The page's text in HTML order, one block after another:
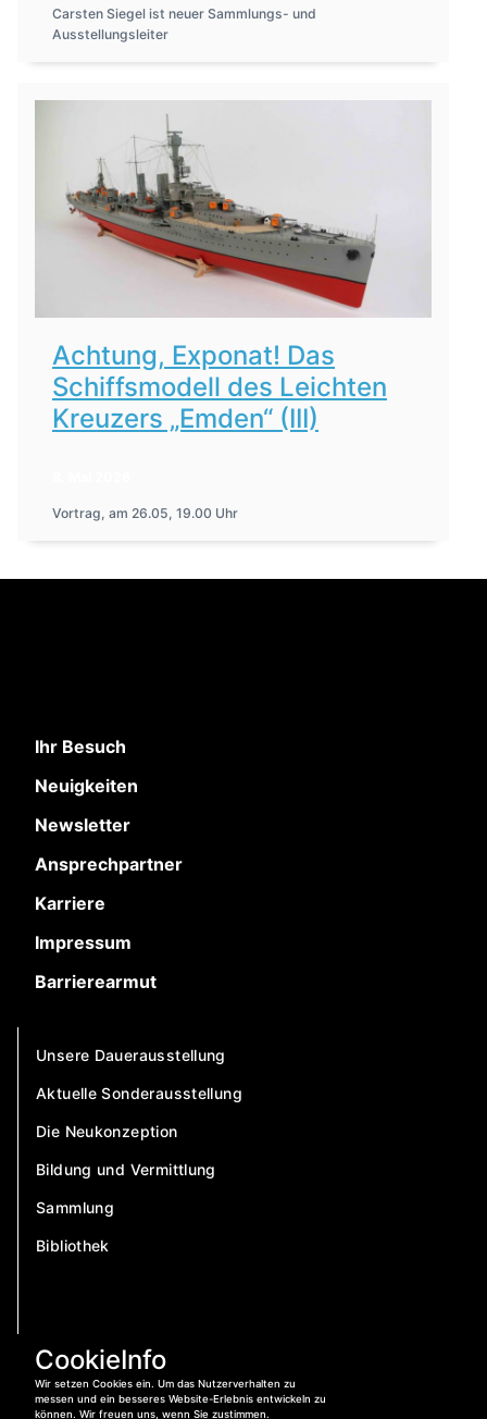
CookieInfo
Wir setzen Cookies ein. Um das Nutzerverhalten zu
messen und ein besseres Website-Erlebnis entwickeln zu
können. Wir freuen uns, wenn Sie zustimmen.
Carsten Siegel ist neuer Sammlungs- und
Ausstellungsleiter
Achtung, Exponat! Das
Schiffsmodell des Leichten
Kreuzers „Emden“ (III)
Vortrag, am 26.05, 19.00 Uhr
Ihr Besuch
Neuigkeiten
Newsletter
Ansprechpartner
Karriere
Impressum
Barrierearmut
Unsere Dauerausstellung
Aktuelle Sonderausstellung
Die Neukonzeption
Bildung und Vermittlung
Sammlung
Bibliothek